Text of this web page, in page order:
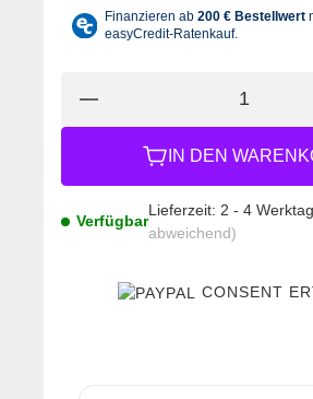
IN DEN
Verfügbar
Lieferzeit: 2 - 4
abweichend)
CONSENT